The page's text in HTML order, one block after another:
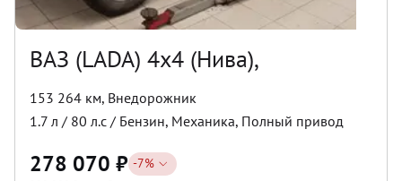
ВАЗ (LADA) 4x4 (Нива),
153 264 км, Внедорожник
1.7 л / 80 л.с / Бензин, Механика, Полный привод
278 070 ₽ -7%